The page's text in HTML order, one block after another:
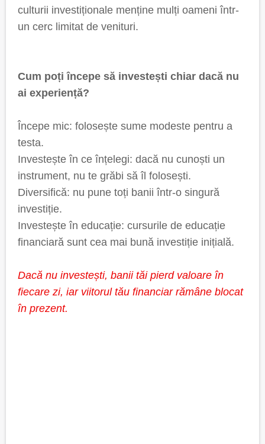
culturii investiționale menține mulți oameni într-
un cerc limitat de venituri.
Cum poți începe să investești chiar dacă nu
ai experiență?
Începe mic: folosește sume modeste pentru a
testa.
Investește în ce înțelegi: dacă nu cunoști un
instrument, nu te grăbi să îl folosești.
Diversifică: nu pune toți banii într-o singură
investiție.
Investește în educație: cursurile de educație
financiară sunt cea mai bună investiție inițială.
Dacă nu investești, banii tăi pierd valoare în
fiecare zi, iar viitorul tău financiar rămâne blocat
în prezent.